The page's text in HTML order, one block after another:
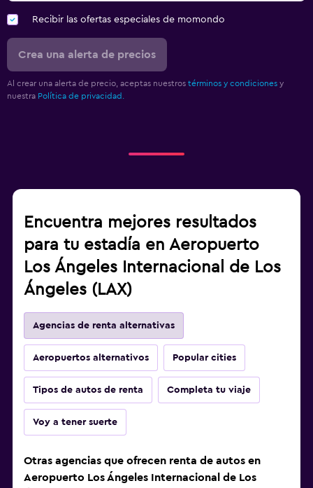
Recibir las ofertas especiales de momondo
Crea una alerta de precios
Al crear una alerta de precio, aceptas nuestros términos y condiciones y
nuestra Política de privacidad.
Encuentra mejores resultados
para tu estadía en Aeropuerto
Los Ángeles Internacional de Los
Ángeles (LAX)
Agencias de renta alternativas
Aeropuertos alternativos Popular cities
Tipos de autos de renta Completa tu viaje
Voy a tener suerte
Otras agencias que ofrecen renta de autos en
Aeropuerto Los Ángeles Internacional de Los